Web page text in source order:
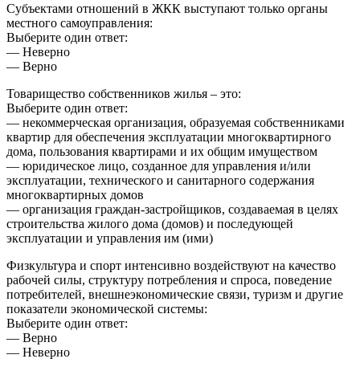
Субъектами отношений в ЖКК выступают только органы
местного самоуправления:
Выберите один ответ:
— Неверно
— Верно
Товарищество собственников жилья – это:
Выберите один ответ:
— некоммерческая организация, образуемая собственниками
квартир для обеспечения эксплуатации многоквартирного
дома, пользования квартирами и их общим имуществом
— юридическое лицо, созданное для управления и/или
эксплуатации, технического и санитарного содержания
многоквартирных домов
— организация граждан-застройщиков, создаваемая в целях
строительства жилого дома (домов) и последующей
эксплуатации и управления им (ими)
Физкультура и спорт интенсивно воздействуют на качество
рабочей силы, структуру потребления и спроса, поведение
потребителей, внешнеэкономические связи, туризм и другие
показатели экономической системы:
Выберите один ответ:
— Верно
— Неверно